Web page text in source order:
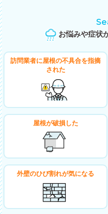
お悩みや症状
訪問業者に屋根の不具合を指摘
された
屋根が破損した
外壁のひび割れが気になる